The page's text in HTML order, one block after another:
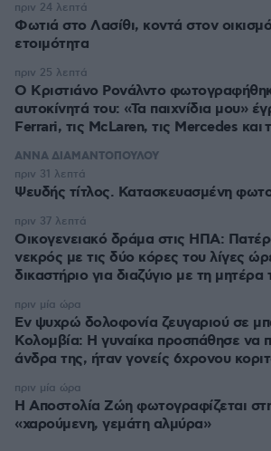
Φωτιά στο Λασίθι, κοντά στον
ετοιμότητα
πριν 24 λεπτά
Ο Κριστιάνο Ρονάλντο
αυτοκίνητά του: «Τα παιχνίδια μου»
Ferrari, τις McLaren, τις Mercedes και
πριν 25 λεπτά
ΑΝΝΑ ΔΙΑΜΑΝΤΟΠΟΥΛΟΥ
Ψευδής τίτλος. Κατασκευασμένη
πριν 31 λεπτά
Οικογενειακό δράμα στις ΗΠΑ:
νεκρός με τις δύο κόρες του λίγες
δικαστήριο για διαζύγιο με τη μητέρα
πριν 37 λεπτά
Εν ψυχρώ δολοφονία ζευγαριού σε
Κολομβία: Η γυναίκα προσπάθησε να
άνδρα της, ήταν γονείς 6χρονου
πριν μία ώρα
H Αποστολία Ζώη φωτογραφίζεται
«χαρούμενη, γεμάτη αλμύρα»
πριν μία ώρα